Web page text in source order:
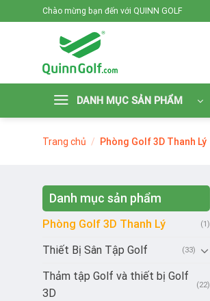
to
Chào mừng bạn đến với QUINN GOLF
DANH MỤC SẢN PHẨM
Trang chủ / Phòng Golf 3D Thanh Lý
Danh mục sản phẩm
Phòng Golf 3D Thanh Lý (1)
Thiết Bị Sân Tập Golf (33)
Thảm tập Golf và thiết bị Golf
3D
(22)